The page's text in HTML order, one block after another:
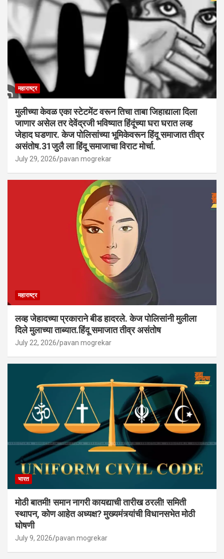
महाराष्ट्र
मुलीच्या केवळ एका स्टेटमेंट वरून तिचा ताबा जिहाद्याला दिला
जाणार असेल तर देवेंद्रजी भविष्यात हिंदूंच्या घरा घरात लव्ह
जेहाद घडणार. केज पोलिसांच्या भूमिकेवरून हिंदू समाजात तीव्र
असंतोष.31जुलै ला हिंदू समाजाचा विराट मोर्चा.
July 29, 2026 pavan mogrekar
महाराष्ट्र
लव्ह जेहादच्या प्रकाराने बीड हादरले. केज पोलिसांनी मुलीला
दिले मुलाच्या ताब्यात.हिंदू समाजात तीव्र असंतोष
July 22, 2026 pavan mogrekar
भारत
मोठी बातमी! समान नागरी कायद्याची तारीख ठरली! समिती
स्थापन, कोण आहेत अध्यक्ष? मुख्यमंत्र्यांची विधानसभेत मोठी
घोषणी
July 9, 2026 pavan mogrekar